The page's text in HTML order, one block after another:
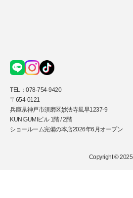
TEL：078-754-9420
〒654-0121
兵庫県神戸市須磨区妙法寺風早1237-9
KUNIGUMIビル 1階 / 2階
ショールーム完備の本店2026年6月オープン
Copyright © 2025